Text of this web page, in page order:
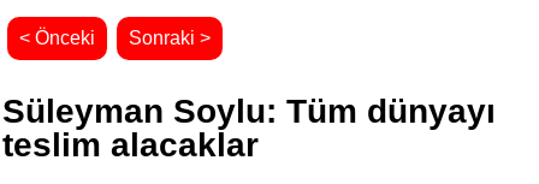
< Önceki Sonraki >
Süleyman Soylu: Tüm dünyayı
teslim alacaklar